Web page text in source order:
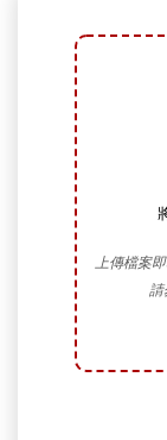
上傳檔案
請